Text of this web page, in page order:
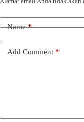
Name*
Add Comment *